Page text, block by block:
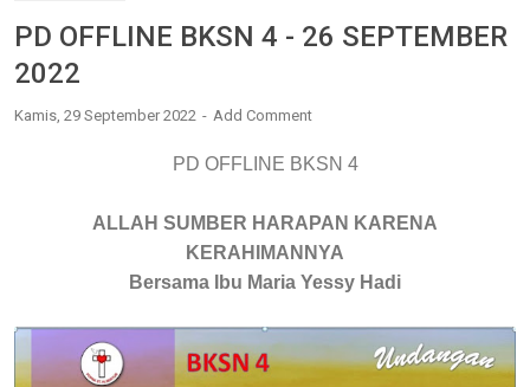
PD OFFLINE BKSN 4 - 26 SEPTEMBER
2022
Kamis, 29 September 2022 Add Comment
PD OFFLINE BKSN 4
ALLAH SUMBER HARAPAN KARENA
KERAHIMANNYA
Bersama Ibu Maria Yessy Hadi